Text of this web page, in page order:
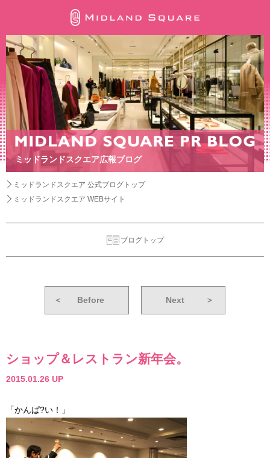
ミッドランドスクエア広報ブログ
ミッドランドスクエア 公式ブログトップ
ミッドランドスクエア WEBサイト
ブログトップ
＜ Before Next ＞
ショップ＆レストラン新年会。
2015.01.26 UP
「かんぱ?い！」